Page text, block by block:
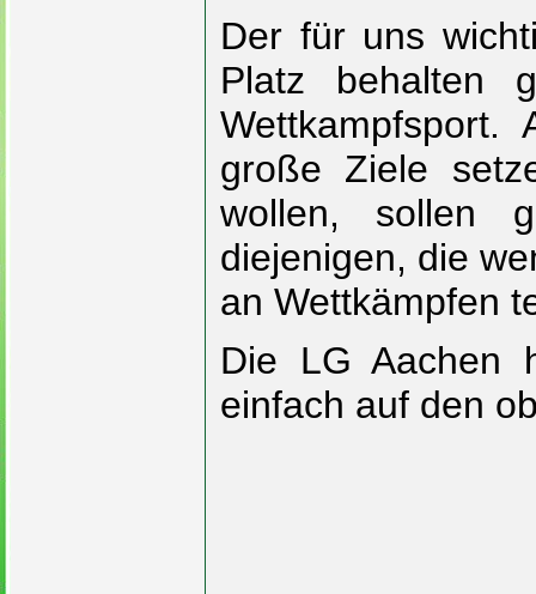
Der für uns
Platz behalten
große Ziele
wollen, sollen
diejenigen, die
an Wettkämpfen
Die LG Aachen
einfach auf den